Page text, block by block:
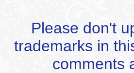
Please don't
trademarks in
comments